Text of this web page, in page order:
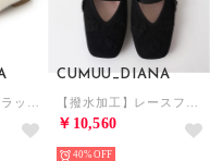
CUMUU_DIANA
￥10,560
40%